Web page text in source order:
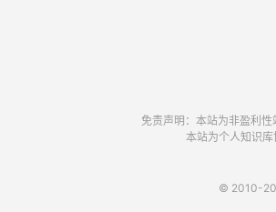
免责声明：本站为非盈利
本站为个人知识
© 2010-